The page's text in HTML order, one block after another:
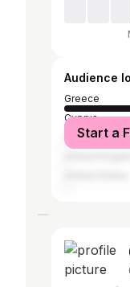
Audience
Greece
Cyprus
Germany
Start a